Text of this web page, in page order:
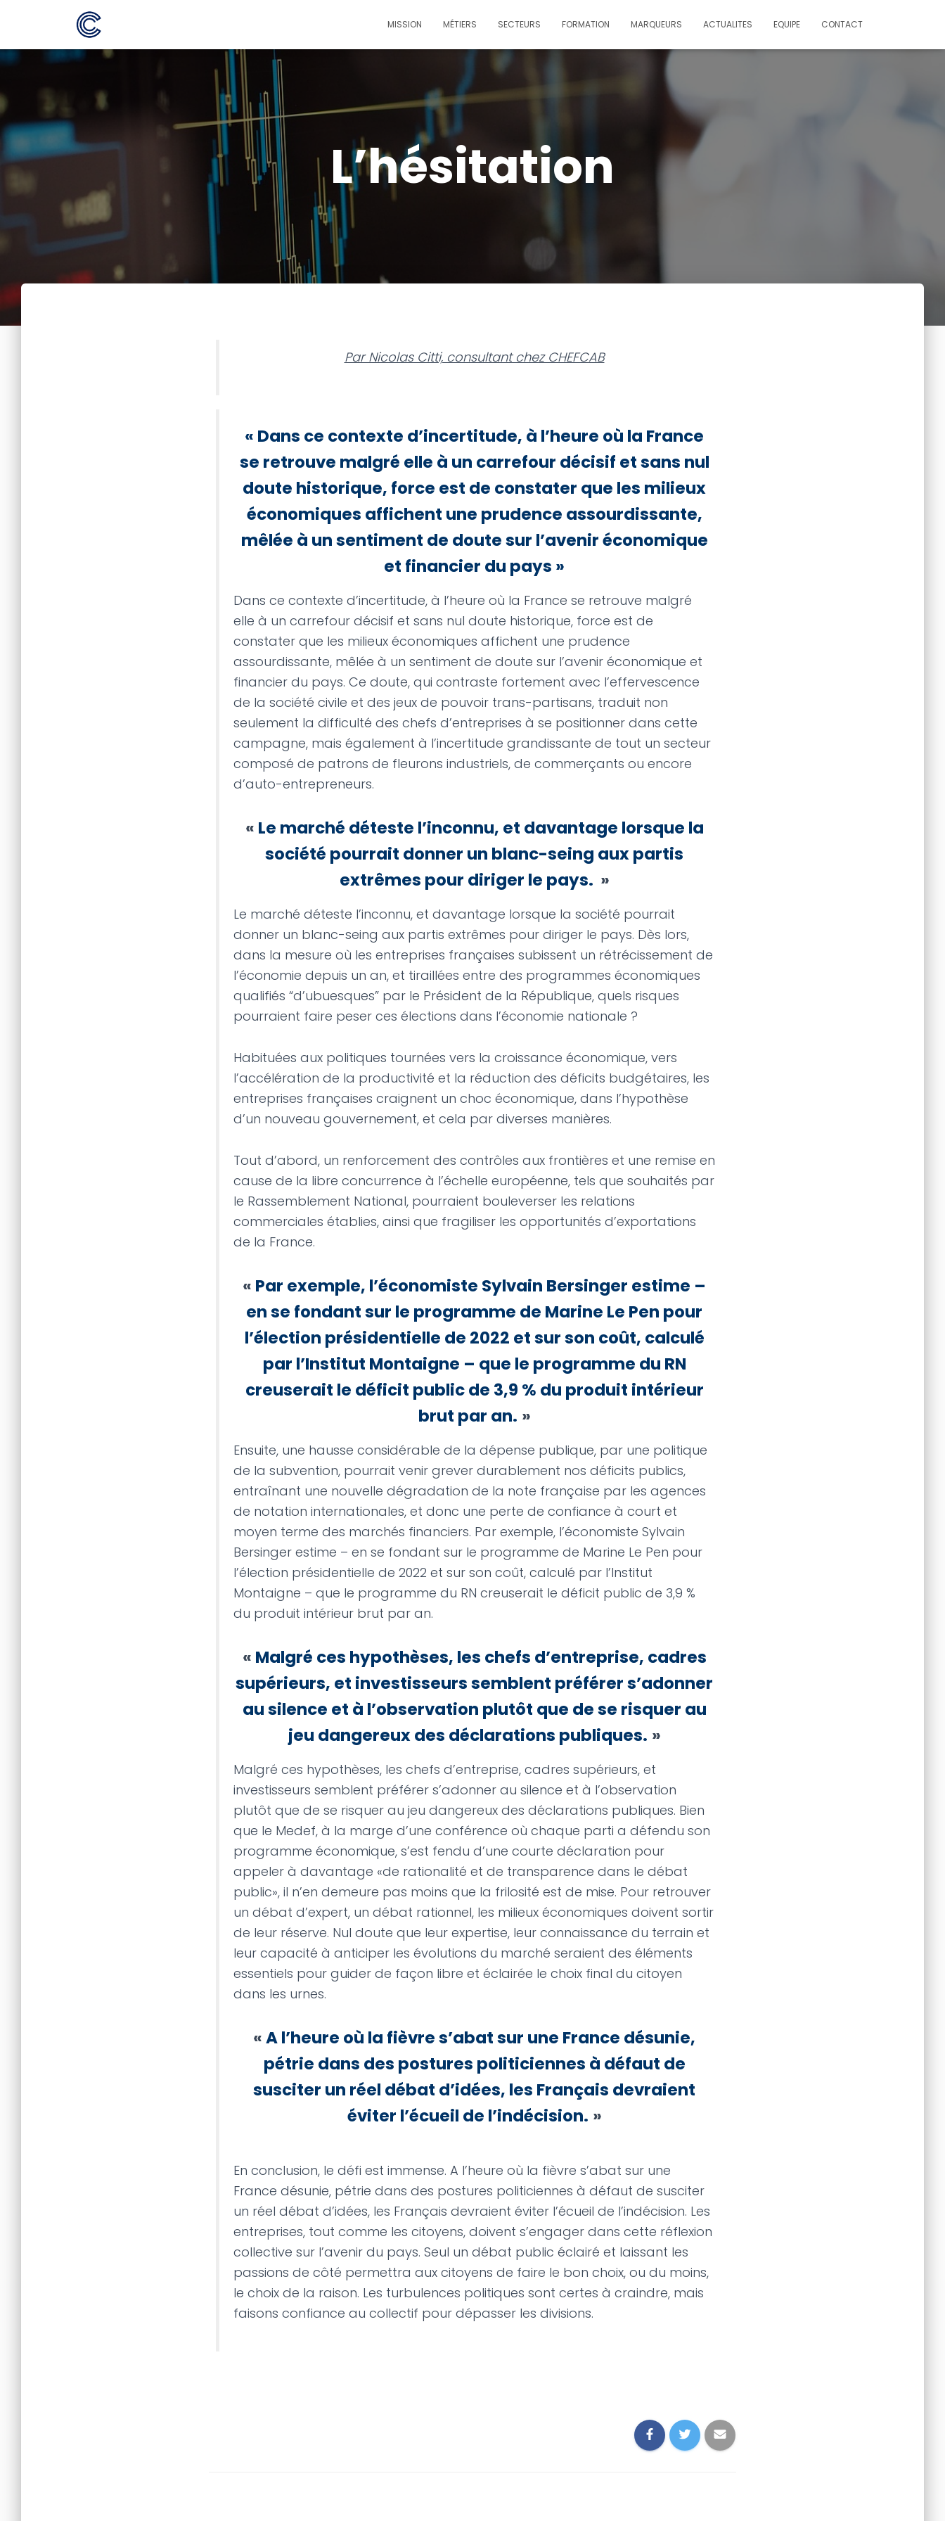
MISSION MÉTIERS SECTEURS FORMATION MARQUEURS ACTUALITES EQUIPE CONTACT
L’hésitation
Par Nicolas Citti, consultant chez CHEFCAB
« Dans ce contexte d’incertitude, à l’heure où la France
se retrouve malgré elle à un carrefour décisif et sans nul
doute historique, force est de constater que les milieux
économiques affichent une prudence assourdissante,
mêlée à un sentiment de doute sur l’avenir économique
et financier du pays »
Dans ce contexte d’incertitude, à l’heure où la France se retrouve malgré
elle à un carrefour décisif et sans nul doute historique, force est de
constater que les milieux économiques affichent une prudence
assourdissante, mêlée à un sentiment de doute sur l’avenir économique et
financier du pays. Ce doute, qui contraste fortement avec l’effervescence
de la société civile et des jeux de pouvoir trans-partisans, traduit non
seulement la difficulté des chefs d’entreprises à se positionner dans cette
campagne, mais également à l’incertitude grandissante de tout un secteur
composé de patrons de fleurons industriels, de commerçants ou encore
d’auto-entrepreneurs.
« Le marché déteste l’inconnu, et davantage lorsque la
société pourrait donner un blanc-seing aux partis
extrêmes pour diriger le pays. »
Le marché déteste l’inconnu, et davantage lorsque la société pourrait
donner un blanc-seing aux partis extrêmes pour diriger le pays. Dès lors,
dans la mesure où les entreprises françaises subissent un rétrécissement de
l’économie depuis un an, et tiraillées entre des programmes économiques
qualifiés “d’ubuesques” par le Président de la République, quels risques
pourraient faire peser ces élections dans l’économie nationale ?
Habituées aux politiques tournées vers la croissance économique, vers
l’accélération de la productivité et la réduction des déficits budgétaires, les
entreprises françaises craignent un choc économique, dans l’hypothèse
d’un nouveau gouvernement, et cela par diverses manières.
Tout d’abord, un renforcement des contrôles aux frontières et une remise en
cause de la libre concurrence à l’échelle européenne, tels que souhaités par
le Rassemblement National, pourraient bouleverser les relations
commerciales établies, ainsi que fragiliser les opportunités d’exportations
de la France.
« Par exemple, l’économiste Sylvain Bersinger estime –
en se fondant sur le programme de Marine Le Pen pour
l’élection présidentielle de 2022 et sur son coût, calculé
par l’Institut Montaigne – que le programme du RN
creuserait le déficit public de 3,9 % du produit intérieur
brut par an. »
Ensuite, une hausse considérable de la dépense publique, par une politique
de la subvention, pourrait venir grever durablement nos déficits publics,
entraînant une nouvelle dégradation de la note française par les agences
de notation internationales, et donc une perte de confiance à court et
moyen terme des marchés financiers. Par exemple, l’économiste Sylvain
Bersinger estime – en se fondant sur le programme de Marine Le Pen pour
l’élection présidentielle de 2022 et sur son coût, calculé par l’Institut
Montaigne – que le programme du RN creuserait le déficit public de 3,9 %
du produit intérieur brut par an.
« Malgré ces hypothèses, les chefs d’entreprise, cadres
supérieurs, et investisseurs semblent préférer s’adonner
au silence et à l’observation plutôt que de se risquer au
jeu dangereux des déclarations publiques. »
Malgré ces hypothèses, les chefs d’entreprise, cadres supérieurs, et
investisseurs semblent préférer s’adonner au silence et à l’observation
plutôt que de se risquer au jeu dangereux des déclarations publiques. Bien
que le Medef, à la marge d’une conférence où chaque parti a défendu son
programme économique, s’est fendu d’une courte déclaration pour
appeler à davantage «de rationalité et de transparence dans le débat
public», il n’en demeure pas moins que la frilosité est de mise. Pour retrouver
un débat d’expert, un débat rationnel, les milieux économiques doivent sortir
de leur réserve. Nul doute que leur expertise, leur connaissance du terrain et
leur capacité à anticiper les évolutions du marché seraient des éléments
essentiels pour guider de façon libre et éclairée le choix final du citoyen
dans les urnes.
«A l’heure où la fièvre s’abat sur une France désunie,
pétrie dans des postures politiciennes à défaut de
susciter un réel débat d’idées, les Français devraient
éviter l’écueil de l’indécision. »
En conclusion, le défi est immense. A l’heure où la fièvre s’abat sur une
France désunie, pétrie dans des postures politiciennes à défaut de susciter
un réel débat d’idées, les Français devraient éviter l’écueil de l’indécision. Les
entreprises, tout comme les citoyens, doivent s’engager dans cette réflexion
collective sur l’avenir du pays. Seul un débat public éclairé et laissant les
passions de côté permettra aux citoyens de faire le bon choix, ou du moins,
le choix de la raison. Les turbulences politiques sont certes à craindre, mais
faisons confiance au collectif pour dépasser les divisions.